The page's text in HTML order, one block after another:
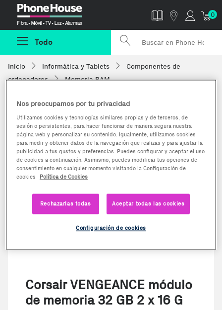
0
Todo
Inicio Informática y Tablets
Componentes de
ordenadores
Memoria RAM
Corsair VENGEANCE módulo
de memoria 32 GB 2 x 16 G
Nos preocupamos por tu privacidad
Utilizamos cookies y tecnologías similares propias y de terceros, de
sesión o persistentes, para hacer funcionar de manera segura nuestra
página web y personalizar su contenido. Igualmente, utilizamos cookies
para medir y obtener datos de la navegación que realizas y para ajustar la
publicidad a tus gustos y preferencias. Puedes configurar y aceptar el uso
de cookies a continuación. Asimismo, puedes modificar tus opciones de
consentimiento en cualquier momento visitando la Configuración de
cookies
Política de Cookies
Rechazarlas todas Aceptar todas las cookies
Configuración de cookies